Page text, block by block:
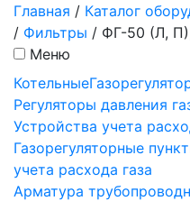
Главная / Каталог
/ Фильтры / ФГ-50 (Л,
Меню
Котельные
Регуляторы давления
Устройства учета
Газорегуляторные
учета расхода газа
Арматура